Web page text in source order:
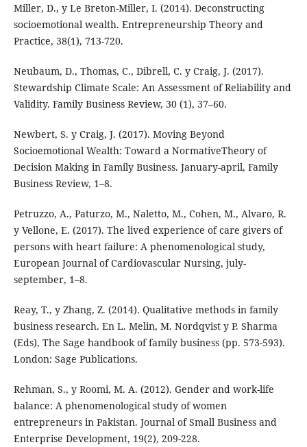
Miller, D., y Le Breton-Miller, I. (2014). Deconstructing
socioemotional wealth. Entrepreneurship Theory and
Practice, 38(1), 713-720.
Neubaum, D., Thomas, C., Dibrell, C. y Craig, J. (2017).
Stewardship Climate Scale: An Assessment of Reliability and
Validity. Family Business Review, 30 (1), 37–60.
Newbert, S. y Craig, J. (2017). Moving Beyond
Socioemotional Wealth: Toward a NormativeTheory of
Decision Making in Family Business. January-april, Family
Business Review, 1–8.
Petruzzo, A., Paturzo, M., Naletto, M., Cohen, M., Alvaro, R.
y Vellone, E. (2017). The lived experience of care givers of
persons with heart failure: A phenomenological study,
European Journal of Cardiovascular Nursing, july-
september, 1–8.
Reay, T., y Zhang, Z. (2014). Qualitative methods in family
business research. En L. Melin, M. Nordqvist y P. Sharma
(Eds), The Sage handbook of family business (pp. 573-593).
London: Sage Publications.
Rehman, S., y Roomi, M. A. (2012). Gender and work-life
balance: A phenomenological study of women
entrepreneurs in Pakistan. Journal of Small Business and
Enterprise Development, 19(2), 209-228.